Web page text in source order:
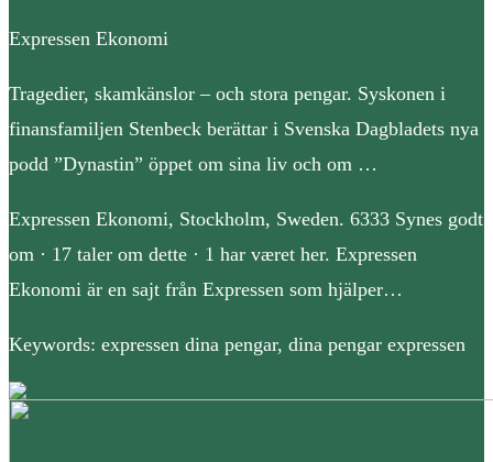
Expressen Ekonomi
Tragedier, skamkänslor – och stora pengar. Syskonen i
finansfamiljen Stenbeck berättar i Svenska Dagbladets nya
podd ”Dynastin” öppet om sina liv och om …
Expressen Ekonomi, Stockholm, Sweden. 6333 Synes godt
om · 17 taler om dette · 1 har været her. Expressen
Ekonomi är en sajt från Expressen som hjälper…
Keywords: expressen dina pengar, dina pengar expressen